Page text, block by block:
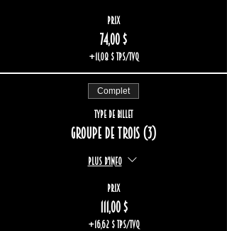
Prix
74,00 $
+11,08 $ TPS/TVQ
Complet
Type de billet
Groupe de trois (3)
Plus d'info
Prix
111,00 $
+16,62 $ TPS/TVQ